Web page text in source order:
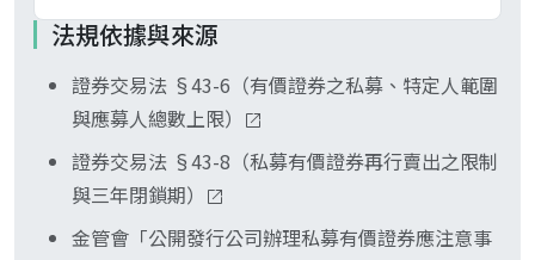
辦理私募有價證券應注意事項」，內部人應募的私
募普通股每股不得低於參考價格八成；低於八成須
附獨立專家定價合理性意見。八折是實務上常見的
折讓上限。
是。私募須經股東會特別決議：代表已發行股份總
數過半數股東出席、出席股東表決權三分之二以上
同意（§43-6），且召集事由須說明定價依據、特
定人選擇方式、應募人與公司關係及辦理理由。
法規依據與來源
證券交易法 §43-6（有價證券之私募、特定人範圍
與應募人總數上限）
證券交易法 §43-8（私募有價證券再行賣出之限制
與三年閉鎖期）
金管會「公開發行公司辦理私募有價證券應注意事